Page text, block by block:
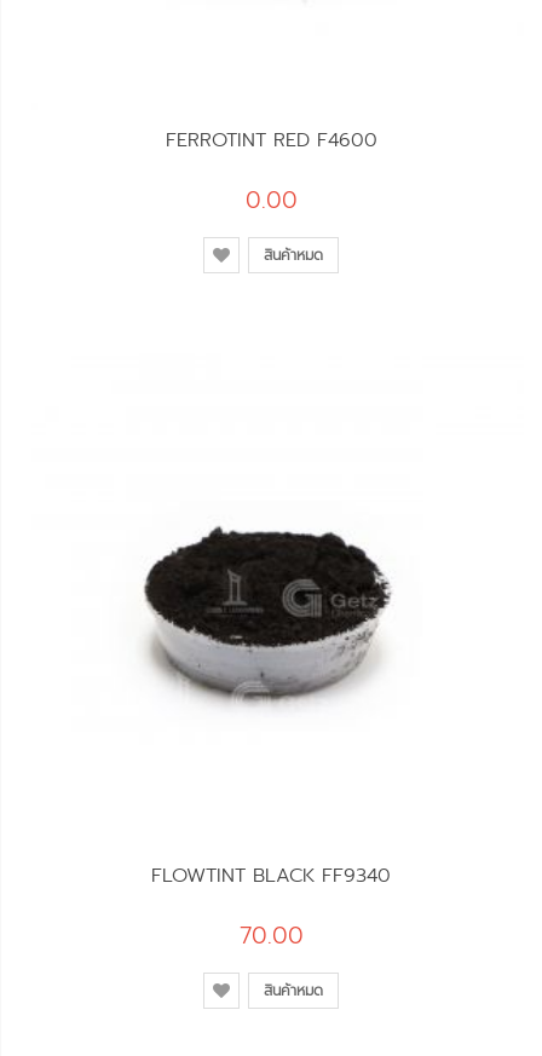
FERROTINT RED F4600
0.00
สินค้าหมด
FLOWTINT BLACK FF9340
70.00
สินค้าหมด